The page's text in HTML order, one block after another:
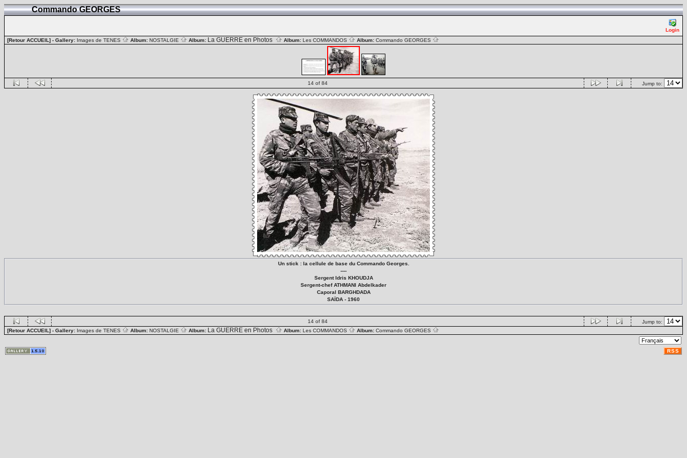
Commando GEORGES
Login
[Retour ACCUEIL] - Gallery: Images de TENES Album: NOSTALGIE Album: La GUERRE en Photos Album: Les COMMANDOS Album: Commando GEORGES
14 of 84 Jump to:
Un stick : la cellule de base du Commando Georges.
----
Sergent Idris KHOUDJA
Sergent-chef ATHMANI Abdelkader
Caporal BARGHDADA
SAÏDA - 1960
14 of 84
Jump to:
[Retour ACCUEIL] - Gallery: Images de TENES Album: NOSTALGIE Album: La GUERRE en Photos Album: Les COMMANDOS Album: Commando GEORGES
RSS